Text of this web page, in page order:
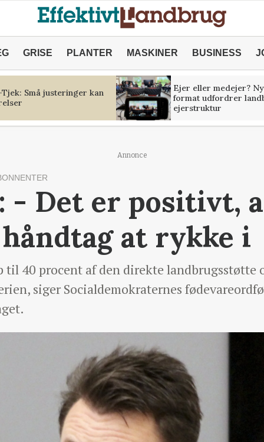
GRISE PLANTER MASKINER BUSINESS
Små justeringer kan
Ejer eller medejer?
format udfordrer
ejerstruktur
Annonce
- Det er positivt,
at rykke i
40 procent af den direkte
siger Socialdemokraternes